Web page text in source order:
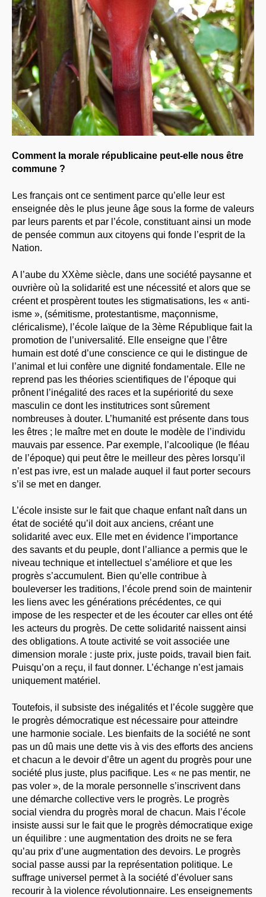
Comment la morale républicaine peut-elle nous être
commune ?
Les français ont ce sentiment parce qu’elle leur est
enseignée dès le plus jeune âge sous la forme de valeurs
par leurs parents et par l’école, constituant ainsi un mode
de pensée commun aux citoyens qui fonde l’esprit de la
Nation.
A l’aube du XXème siècle, dans une société paysanne et
ouvrière où la solidarité est une nécessité et alors que se
créent et prospèrent toutes les stigmatisations, les « anti-
isme », (sémitisme, protestantisme, maçonnisme,
cléricalisme), l’école laïque de la 3ème République fait la
promotion de l’universalité. Elle enseigne que l’être
humain est doté d’une conscience ce qui le distingue de
l’animal et lui confère une dignité fondamentale. Elle ne
reprend pas les théories scientifiques de l’époque qui
prônent l’inégalité des races et la supériorité du sexe
masculin ce dont les institutrices sont sûrement
nombreuses à douter. L’humanité est présente dans tous
les êtres ; le maître met en doute le modèle de l’individu
mauvais par essence. Par exemple, l’alcoolique (le fléau
de l’époque) qui peut être le meilleur des pères lorsqu’il
n’est pas ivre, est un malade auquel il faut porter secours
s’il se met en danger.
L’école insiste sur le fait que chaque enfant naît dans un
état de société qu’il doit aux anciens, créant une
solidarité avec eux. Elle met en évidence l’importance
des savants et du peuple, dont l’alliance a permis que le
niveau technique et intellectuel s’améliore et que les
progrès s’accumulent. Bien qu’elle contribue à
bouleverser les traditions, l’école prend soin de maintenir
les liens avec les générations précédentes, ce qui
impose de les respecter et de les écouter car elles ont été
les acteurs du progrès. De cette solidarité naissent ainsi
des obligations. A toute activité se voit associée une
dimension morale : juste prix, juste poids, travail bien fait.
Puisqu’on a reçu, il faut donner. L’échange n’est jamais
uniquement matériel.
Toutefois, il subsiste des inégalités et l’école suggère que
le progrès démocratique est nécessaire pour atteindre
une harmonie sociale. Les bienfaits de la société ne sont
pas un dû mais une dette vis à vis des efforts des anciens
et chacun a le devoir d’être un agent du progrès pour une
société plus juste, plus pacifique. Les « ne pas mentir, ne
pas voler », de la morale personnelle s’inscrivent dans
une démarche collective vers le progrès. Le progrès
social viendra du progrès moral de chacun. Mais l’école
insiste aussi sur le fait que le progrès démocratique exige
un équilibre : une augmentation des droits ne se fera
qu’au prix d’une augmentation des devoirs. Le progrès
social passe aussi par la représentation politique. Le
suffrage universel permet à la société d’évoluer sans
recourir à la violence révolutionnaire. Les enseignements